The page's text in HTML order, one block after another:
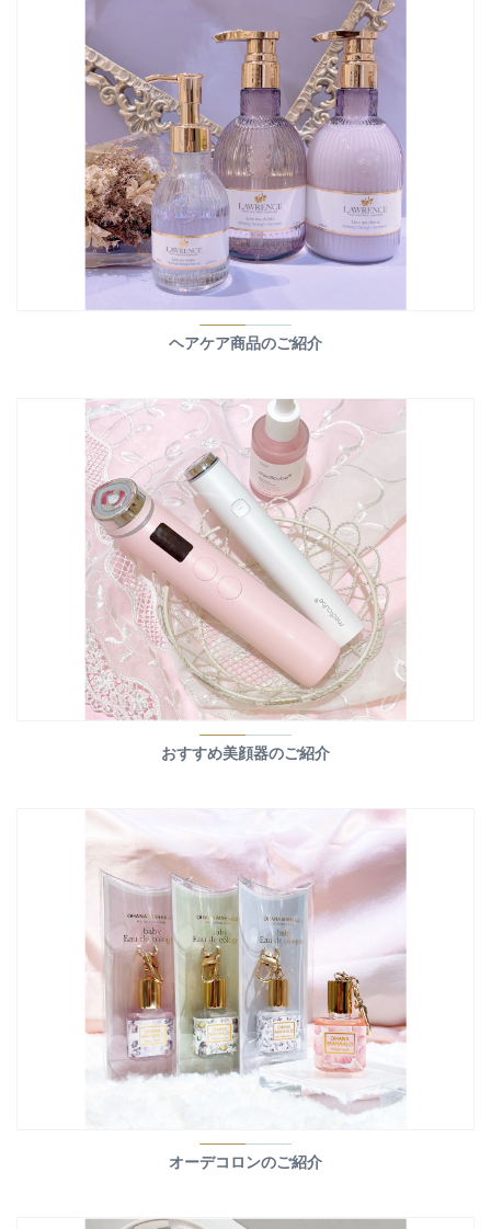
ヘアケア商品のご紹介
おすすめ美顔器のご紹介
オーデコロンのご紹介